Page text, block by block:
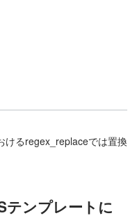
けるregex_replaceでは置換
テンプレートに